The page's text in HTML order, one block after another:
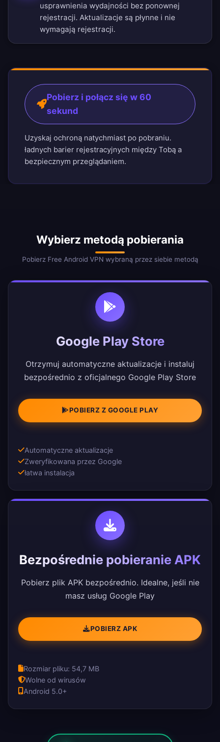
usprawnienia wydajności bez ponownej
rejestracji. Aktualizacje są płynne i nie
wymagają rejestracji.
Pobierz i połącz się w 60
sekund
Uzyskaj ochroną natychmiast po pobraniu.
ładnych barier rejestracyjnych między Tobą a
bezpiecznym przeglądaniem.
Wybierz metodą pobierania
Pobierz Free Android VPN wybraną przez siebie metodą
Google Play Store
Otrzymuj automatyczne aktualizacje i instaluj
bezpośrednio z oficjalnego Google Play Store
POBIERZ Z GOOGLE PLAY
Automatyczne aktualizacje
Zweryfikowana przez Google
łatwa instalacja
Bezpośrednie pobieranie APK
Pobierz plik APK bezpośrednio. Idealne, jeśli nie
masz usług Google Play
POBIERZ APK
Rozmiar pliku: 54,7 MB
Wolne od wirusów
Android 5.0+